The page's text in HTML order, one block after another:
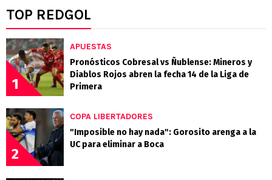
TOP REDGOL
1
APUESTAS
Pronósticos Cobresal vs Ñublense: Mineros y
Diablos Rojos abren la fecha 14 de la Liga de
Primera
2
COPA LIBERTADORES
"Imposible no hay nada": Gorosito arenga a la
UC para eliminar a Boca